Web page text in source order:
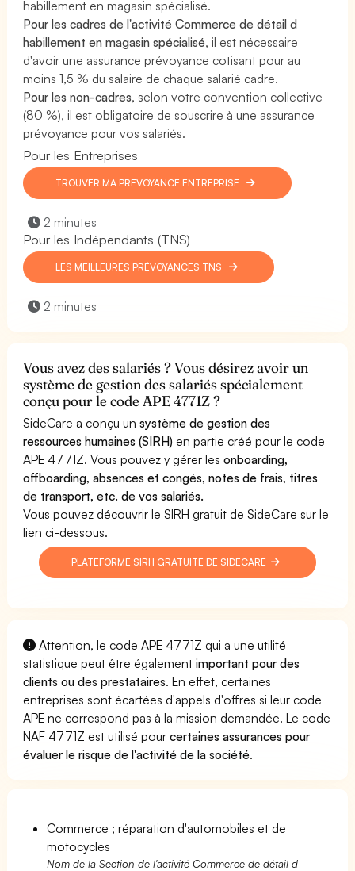
habillement en magasin spécialisé.
Pour les cadres de l'activité Commerce de détail d
habillement en magasin spécialisé, il est nécessaire
d'avoir une assurance prévoyance cotisant pour au
moins 1,5 % du salaire de chaque salarié cadre.
Pour les non-cadres, selon votre convention collective
(80 %), il est obligatoire de souscrire à une assurance
prévoyance pour vos salariés.
Pour les Entreprises
TROUVER MA PRÉVOYANCE ENTREPRISE
2 minutes
Pour les Indépendants (TNS)
LES MEILLEURES PRÉVOYANCES TNS
2 minutes
Vous avez des salariés ? Vous désirez avoir un
système de gestion des salariés spécialement
conçu pour le code APE 4771Z ?
SideCare a conçu unsystème de gestion des
ressources humaines (SIRH) en partie créé pour le code
APE 4771Z. Vous pouvez y gérer lesonboarding,
offboarding, absences et congés, notes de frais, titres
de transport, etc. de vos salariés.
Vous pouvez découvrir le SIRH gratuit de SideCare sur le
lien ci-dessous.
PLATEFORME SIRH GRATUITE DE SIDECARE
Attention, le code APE 4771Z qui a une utilité
statistique peut être égalementimportant pour des
clients ou des prestataires. En effet, certaines
entreprises sont écartées d'appels d'offres si leur code
APE ne correspond pas à la mission demandée. Le code
NAF 4771Z est utilisé pourcertaines assurances pour
évaluer le risque de l'activité de la société.
Commerce ; réparation d'automobiles et de
motocycles
Nom de la Section de l'activité Commerce de détail d